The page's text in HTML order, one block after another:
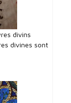
divins
divines sont